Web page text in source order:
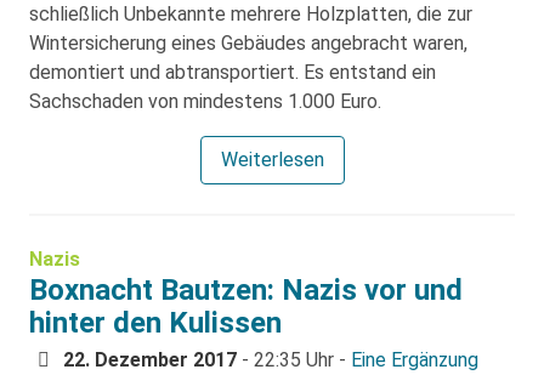
schließlich Unbekannte mehrere Holzplatten, die zur
Wintersicherung eines Gebäudes angebracht waren,
demontiert und abtransportiert. Es entstand ein
Sachschaden von mindestens 1.000 Euro.
Weiterlesen
Nazis
Boxnacht Bautzen: Nazis vor und
hinter den Kulissen
22. Dezember 2017 - 22:35 Uhr - Eine Ergänzung